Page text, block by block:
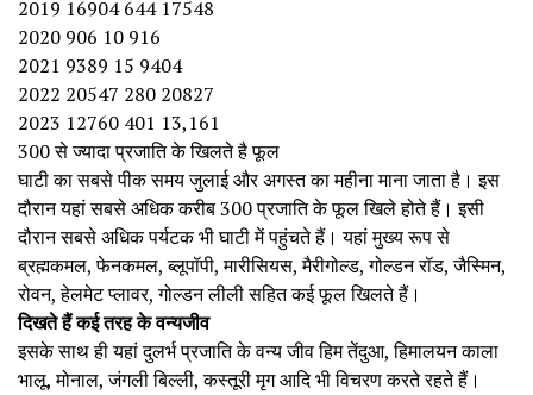
2019 16904 644 17548
2020 906 10 916
2021 9389 15 9404
2022 20547 280 20827
2023 12760 401 13,161
300 से ज्यादा प्रजाति के खिलते है फूल
घाटी का सबसे पीक समय जुलाई और अगस्त का महीना माना जाता है। इस
दौरान यहां सबसे अधिक करीब 300 प्रजाति के फूल खिले होते हैं। इसी
दौरान सबसे अधिक पर्यटक भी घाटी में पहुंचते हैं। यहां मुख्य रूप से
ब्रह्मकमल, फेनकमल, ब्लूपॉपी, मारीसियस, मैरीगोल्ड, गोल्डन रॉड, जैस्मिन,
रोवन, हेलमेट प्लावर, गोल्डन लीली सहित कई फूल खिलते हैं।
दिखते हैं कई तरह के वन्यजीव
इसके साथ ही यहां दुलर्भ प्रजाति के वन्य जीव हिम तेंदुआ, हिमालयन काला
भालू, मोनाल, जंगली बिल्ली, कस्तूरी मृग आदि भी विचरण करते रहते हैं।